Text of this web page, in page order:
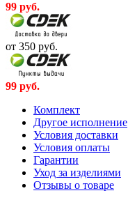
99 руб.
от 350 руб.
99 руб.
Комплект
Другое исполнение
Условия доставки
Условия оплаты
Гарантии
Уход за изделиями
Отзывы о товаре